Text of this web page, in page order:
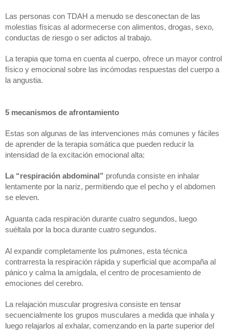
Las personas con TDAH a menudo se desconectan de las
molestias físicas al adormecerse con alimentos, drogas, sexo,
conductas de riesgo o ser adictos al trabajo.
La terapia que toma en cuenta al cuerpo, ofrece un mayor control
físico y emocional sobre las incómodas respuestas del cuerpo a
la angustia.
5 mecanismos de afrontamiento
Estas son algunas de las intervenciones más comunes y fáciles
de aprender de la terapia somática que pueden reducir la
intensidad de la excitación emocional alta:
La “respiración abdominal” profunda consiste en inhalar
lentamente por la nariz, permitiendo que el pecho y el abdomen
se eleven.
Aguanta cada respiración durante cuatro segundos, luego
suéltala por la boca durante cuatro segundos.
Al expandir completamente los pulmones, esta técnica
contrarresta la respiración rápida y superficial que acompaña al
pánico y calma la amígdala, el centro de procesamiento de
emociones del cerebro.
La relajación muscular progresiva consiste en tensar
secuencialmente los grupos musculares a medida que inhala y
luego relajarlos al exhalar, comenzando en la parte superior del